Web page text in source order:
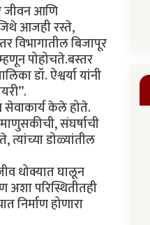
जीवन आणि
आजही रस्ते,
विभागातील बिजापूर
पोहोचते.बस्तर
डॉ. ऐश्वर्या यांनी
सेवाकार्य केले होते.
संघर्षाची
डोळ्यांतील
धोक्यात घालून
परिस्थितीतही
निर्माण होणारा